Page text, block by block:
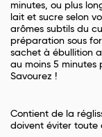
minutes, ou plus
lait et sucre selon
arômes subtils du
préparation sous
sachet à ébullition
au moins 5 minutes
Savourez !
Contient de la
doivent éviter toute